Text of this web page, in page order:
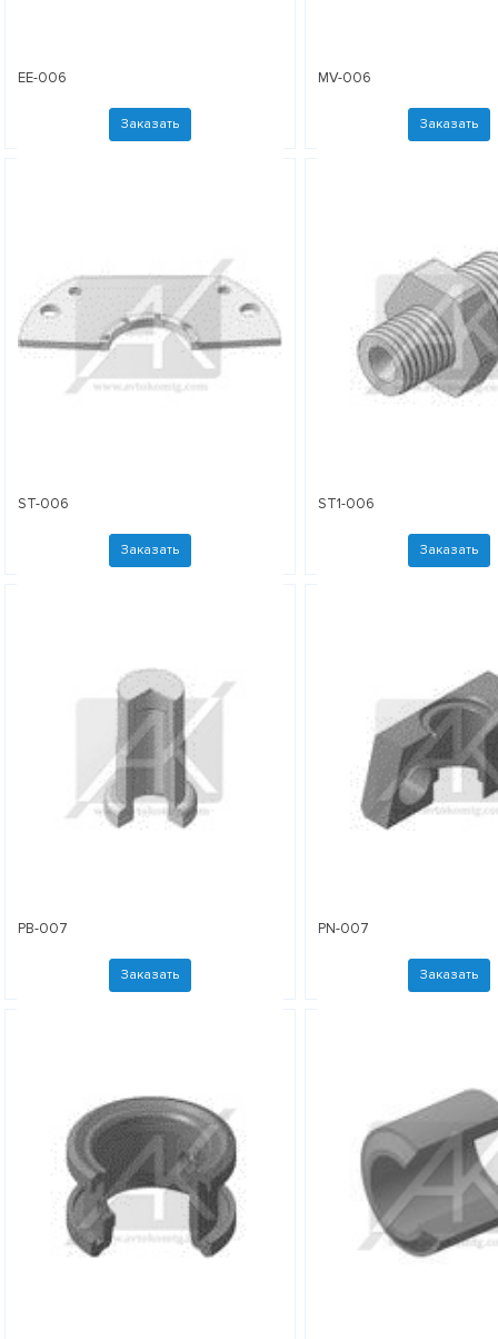
EE-006
Заказать
MV-006
Заказать
ST-006
Заказать
ST1-006
Заказать
PB-007
Заказать
PN-007
Заказать